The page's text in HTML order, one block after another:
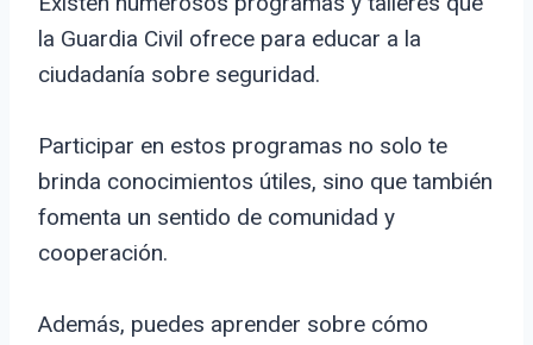
la Guardia Civil ofrece para educar a la
ciudadanía sobre seguridad.
Participar en estos programas no solo te
brinda conocimientos útiles, sino que también
fomenta un sentido de comunidad y
cooperación.
Además, puedes aprender sobre cómo